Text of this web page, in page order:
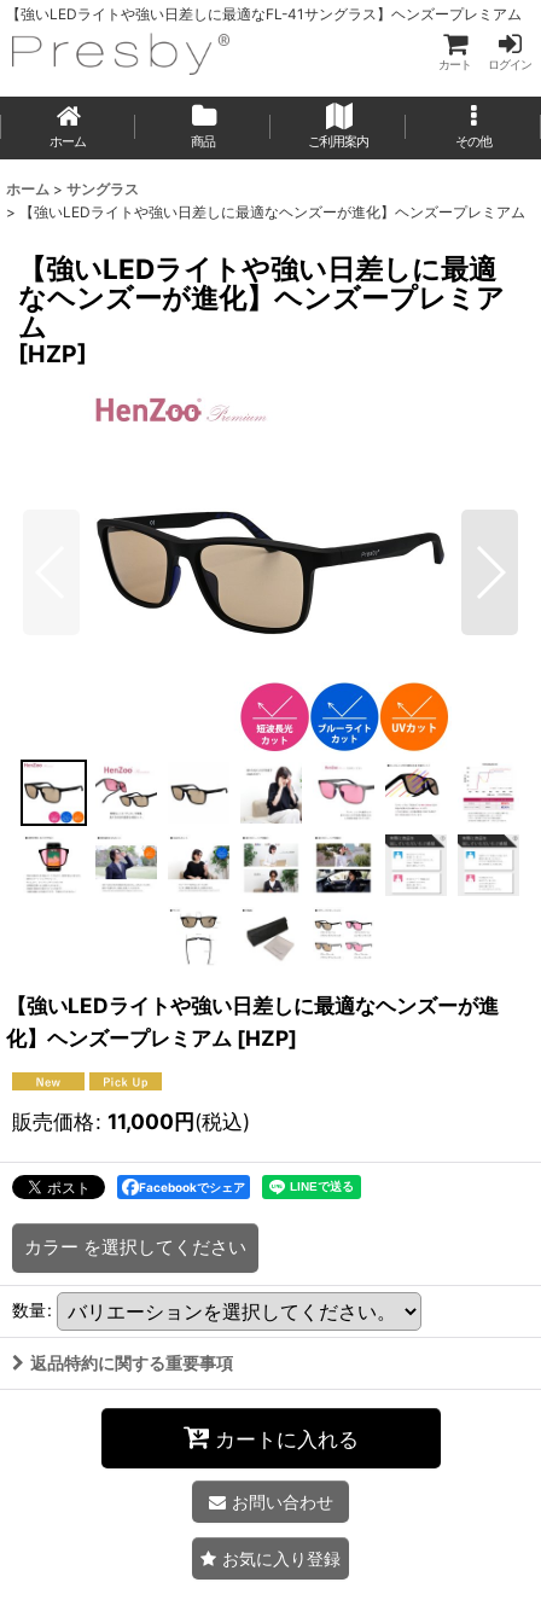
【強いLEDライトや強い日差しに最適なFL-41サングラス】ヘンズープレミアム
カート ログイン
ホーム 商品 ご利用案内 その他
ホーム > サングラス
>
【強いLEDライトや強い日差しに最適なヘンズーが進化】ヘンズープレミアム
【強いLEDライトや強い日差しに最適
なヘンズーが進化】ヘンズープレミア
ム
[HZP]
【強いLEDライトや強い日差しに最適なヘンズーが進
化】ヘンズープレミアム [HZP]
販売価格: 11,000円(税込)
Facebookでシェア
カラー を選択してください
数量:
返品特約に関する重要事項
カートに入れる
お問い合わせ
お気に入り登録